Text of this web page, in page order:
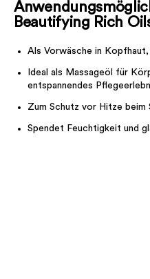
Beautifying Rich
Als Vorwäsche in Kopfhaut,
Ideal als Massageöl für
entspannendes
Zum Schutz vor Hitze beim
Spendet Feuchtigkeit und